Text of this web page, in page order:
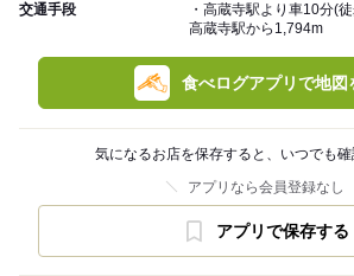
交通手段
・高蔵寺駅より車10分(
高蔵寺駅から1,794m
食べログアプリで地図
気になるお店を保存すると、いつでも確
アプリなら会員登録なし
アプリで保存する